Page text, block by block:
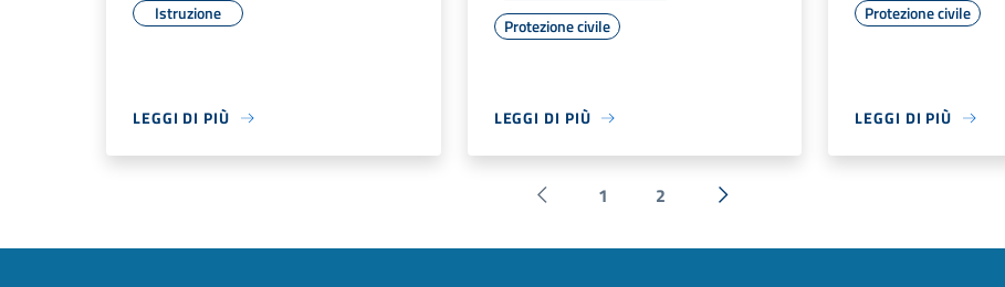
Istruzione
LEGGI DI PIÙ
Protezione civile
LEGGI DI PIÙ
Protezione civile
LEGGI DI PIÙ
Pagina precedente
1 2
Successiva »